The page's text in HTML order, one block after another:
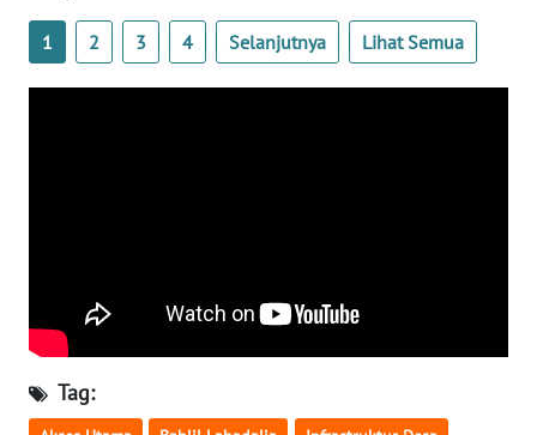
1 2 3 4 Selanjutnya Lihat Semua
Tag:
WN
JAMBI
SULTENG
WN
SULBAR